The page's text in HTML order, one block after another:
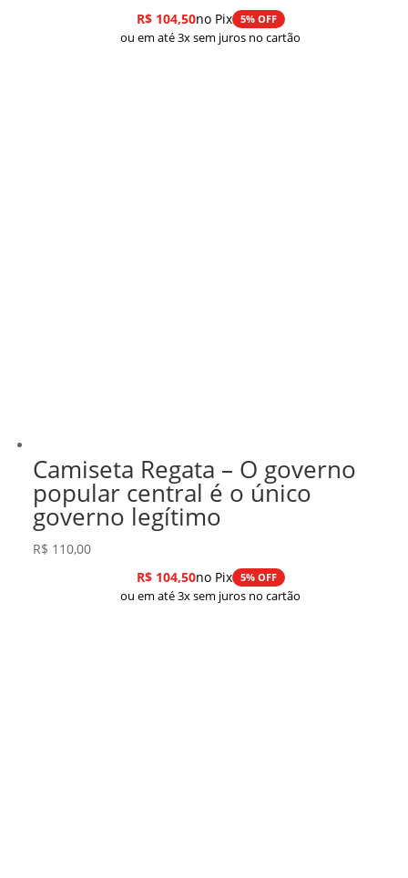
R$104,50no Pix 5% OFF
ou em até 3x sem juros no cartão
Camiseta Regata – O governo
popular central é o único
governo legítimo
R$ 110,00
R$104,50no Pix 5% OFF
ou em até 3x sem juros no cartão